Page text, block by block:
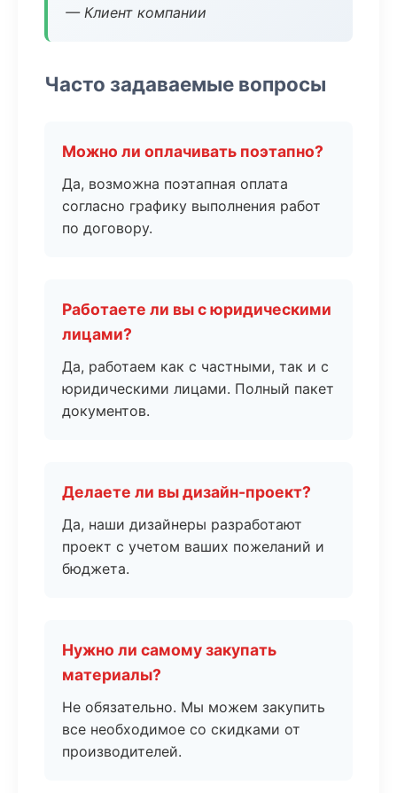
— Клиент компании
Часто задаваемые вопросы
Можно ли оплачивать поэтапно?
Да, возможна поэтапная оплата
согласно графику выполнения работ
по договору.
Работаете ли вы с юридическими
лицами?
Да, работаем как с частными, так и с
юридическими лицами. Полный пакет
документов.
Делаете ли вы дизайн-проект?
Да, наши дизайнеры разработают
проект с учетом ваших пожеланий и
бюджета.
Нужно ли самому закупать
материалы?
Не обязательно. Мы можем закупить
все необходимое со скидками от
производителей.